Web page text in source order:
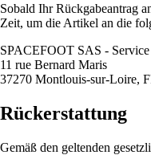
Sobald Ihr Rückgabeantrag
Zeit, um die Artikel an die
SPACEFOOT SAS -
11 rue Bernard Maris
37270 Montlouis-sur-Loire,
Rückerstattung
Gemäß den geltenden